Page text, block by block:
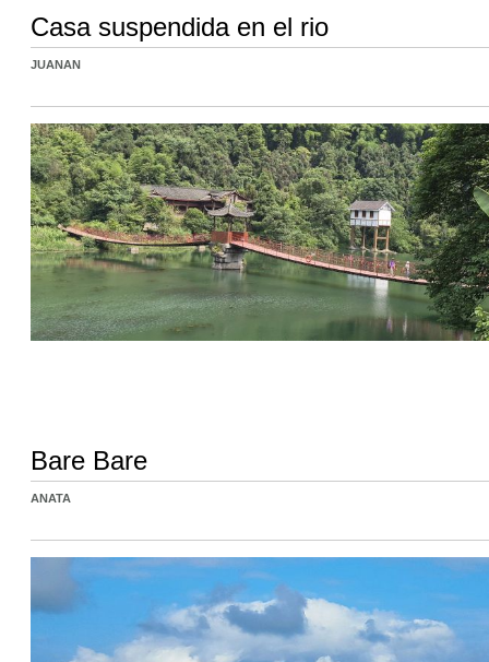
Casa suspendida en el rio
JUANAN
Bare Bare
ANATA